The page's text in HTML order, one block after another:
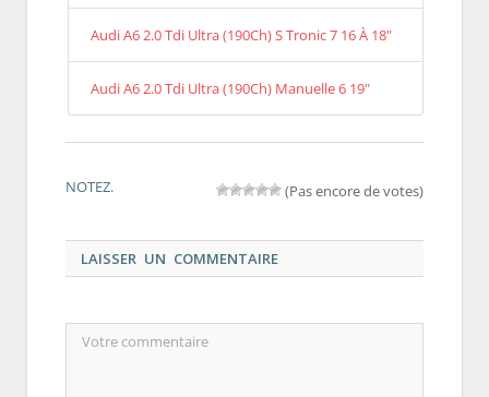
Audi A6 2.0 Tdi Ultra (190Ch) S Tronic 7 16 À 18"
Audi A6 2.0 Tdi Ultra (190Ch) Manuelle 6 19"
NOTEZ. (Pas encore de votes)
LAISSER UN COMMENTAIRE